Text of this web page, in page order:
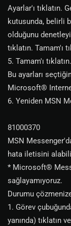
Ayarlar'ı tıklatın.
kutusunda, belirli
olduğunu
tıklatın. Tamam'ı
5. Tamam'ı tıklatın.
Bu ayarları
Microsoft®
6. Yeniden MSN
81000370
MSN
hata iletisini
* Microsoft®
sağlayamıyoruz.
Durumu
1. Görev
yanında) tıklatın